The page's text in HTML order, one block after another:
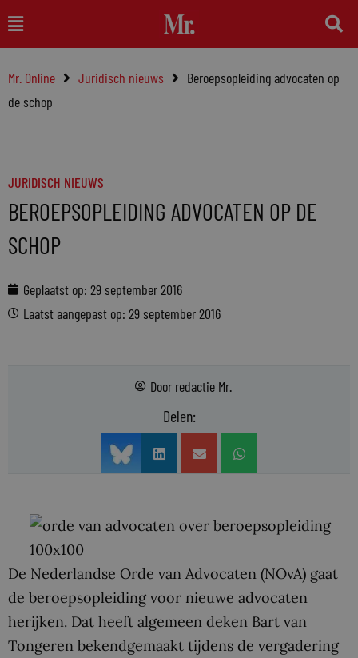
naar
inhoud
Main
Menu
Mr. Online Juridisch nieuws
Beroepsopleiding advocaten op
de schop
JURIDISCH NIEUWS
BEROEPSOPLEIDING ADVOCATEN OP DE
SCHOP
Geplaatst op: 29 september 2016
Laatst aangepast op: 29 september 2016
Door redactie Mr.
Delen:
De Nederlandse Orde van Advocaten (NOvA) gaat
de beroepsopleiding voor nieuwe advocaten
herijken. Dat heeft algemeen deken Bart van
Tongeren bekendgemaakt tijdens de vergadering